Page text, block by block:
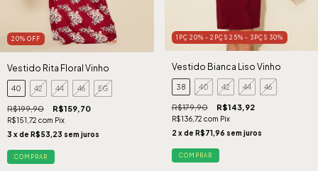
20% OFF
Vestido Rita Floral Vinho
40 42 44 46 EG
R$199,90 R$159,70
R$151,72 com Pix
3 x de R$53,23 sem juros
COMPRAR
1PÇ 20% - 2PÇS 25% - 3PÇS 30%
Vestido Bianca Liso Vinho
38 40 42 44 46
R$179,90 R$143,92
R$136,72 com Pix
2 x de R$71,96 sem juros
COMPRAR